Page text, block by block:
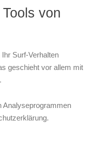
von
Surf-Verhalten
geschieht vor allem mit
Analyseprogrammen